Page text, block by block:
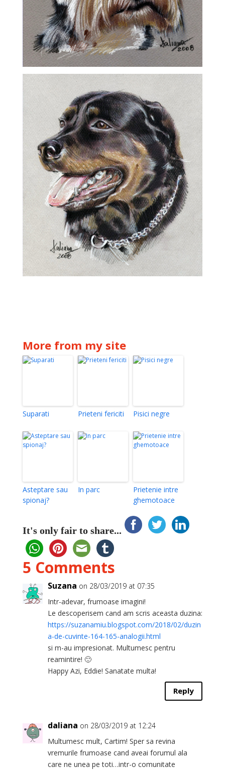
More from my site
Suparati Prieteni fericiti Pisici negre
Asteptare sau
spionaj?
In parc
Prietenie intre
ghemotoace
It's only fair to share...
5 Comments
Suzana on 28/03/2019 at 07:35
Intr-adevar, frumoase imagini!
Le descoperisem cand am scris aceasta duzina:
https://suzanamiu.blogspot.com/2018/02/duzin
a-de-cuvinte-164-165-analogii.html
si m-au impresionat. Multumesc pentru
reamintire! 🙂
Happy Azi, Eddie! Sanatate multa!
Reply
daliana on 28/03/2019 at 12:24
Multumesc mult, Cartim! Sper sa revina
vremurile frumoase cand aveai forumul ala
care ne unea pe toti…intr-o comunitate